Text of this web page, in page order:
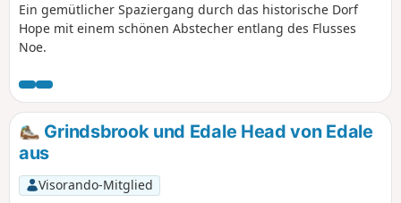
Ein gemütlicher Spaziergang durch das historische Dorf
Hope mit einem schönen Abstecher entlang des Flusses
Noe.
Grindsbrook und Edale Head von Edale
aus
Visorando-Mitglied